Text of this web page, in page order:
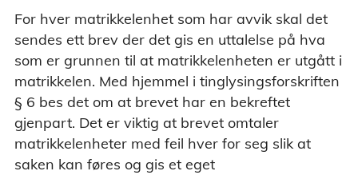
For hver matrikkelenhet som har avvik skal det
sendes ett brev der det gis en uttalelse på hva
som er grunnen til at matrikkelenheten er utgått i
matrikkelen. Med hjemmel i tinglysingsforskriften
§ 6 bes det om at brevet har en bekreftet
gjenpart. Det er viktig at brevet omtaler
matrikkelenheter med feil hver for seg slik at
saken kan føres og gis et eget